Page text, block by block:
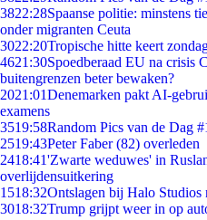
3822:28Spaanse politie: minstens
onder migranten Ceuta
3022:20Tropische hitte keert
4621:30Spoedberaad EU na crisis
buitengrenzen beter bewaken?
2021:01Denemarken pakt AI-
examens
3519:58Random Pics van de Dag
2519:43Peter Faber (82) overleden
2418:41'Zwarte weduwes' in
overlijdensuitkering
1518:32Ontslagen bij Halo Studios
3018:32Trump grijpt weer in op